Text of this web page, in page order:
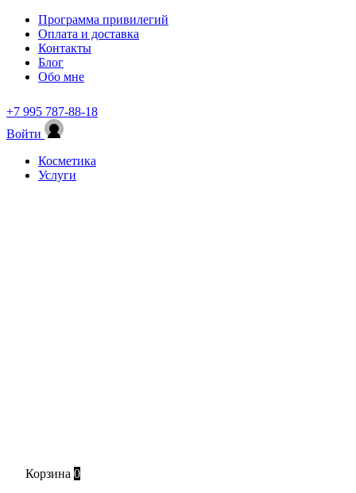
Программа привилегий
Оплата и доставка
Контакты
Блог
Обо мне
+7 995 787-88-18
Войти
Косметика
Услуги
Корзина 0